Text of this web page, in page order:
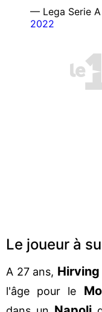
— Lega Serie A
2022
Le joueur à
A 27 ans, Hirving
l'âge pour le